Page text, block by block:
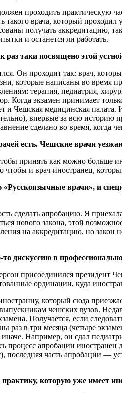
проходить практическую
такого врача, который
получать аккредитацию,
и останется ли работать.
таки посвящено этой
Он проходит так: врач,
которые написаны во
терапия, педиатрия,
Когда экзамен принимает
и Чешская медицинская
впервые за всю историю
сделано во время, когда
есть. Чешские врачи
принять как можно больше
чтобы и врач-иностранец,
врачи», и
сделать апробацию. Я
нового закона, этой
на аккредитацию, но закон
дискуссию в
присоединился президент
ординации, куда
который сюда
чешских вузов.
Получается, если
раз в три месяца (четыре
Например, он сдал
процесс апробации
последняя часть апробации —
которую уже имеет